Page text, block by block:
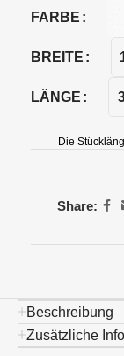
FARBE
BREITE
LÄNGE
Die
Share:
Beschreibung
Zusätzliche